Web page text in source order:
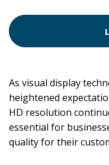
As visual display
heightened
HD resolution
essential for
quality for their